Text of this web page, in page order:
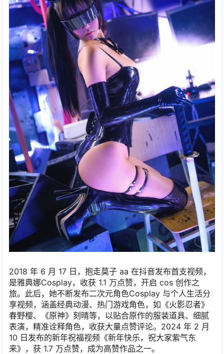
2018 年 6 月 17 日，抱走莫子 aa 在抖音发布首支视频，
是雅典娜Cosplay，收获 1.1 万点赞，开启 cos 创作之
旅。此后，她不断发布二次元角色Cosplay 与个人生活分
享视频，涵盖经典动漫、热门游戏角色，如《火影忍者》
春野樱、《原神》刻晴等，以贴合原作的服装道具、细腻
表演，精准诠释角色，收获大量点赞评论。2024 年 2 月
10 日发布的新年祝福视频《新年快乐，祝大家紫气东
来》，获 1.7 万点赞，成为高赞作品之一。